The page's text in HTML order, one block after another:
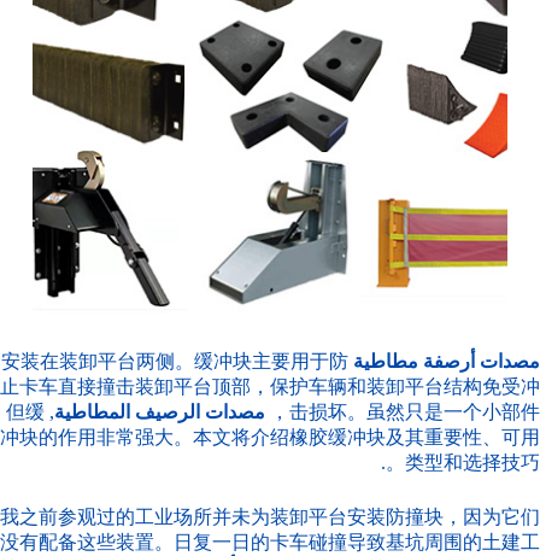
مصدات أرصفة مطاطية 安装在装卸平台两侧。缓冲块主要用于防
止卡车直接撞击装卸平台顶部，保护车辆和装卸平台结构免受冲
击损坏。虽然只是一个小部件，
مصدات الرصيف المطاطية , 但缓
冲块的作用非常强大。本文将介绍橡胶缓冲块及其重要性、可用
类型和选择技巧。.
我之前参观过的工业场所并未为装卸平台安装防撞块，因为它们
没有配备这些装置。日复一日的卡车碰撞导致基坑周围的土建工